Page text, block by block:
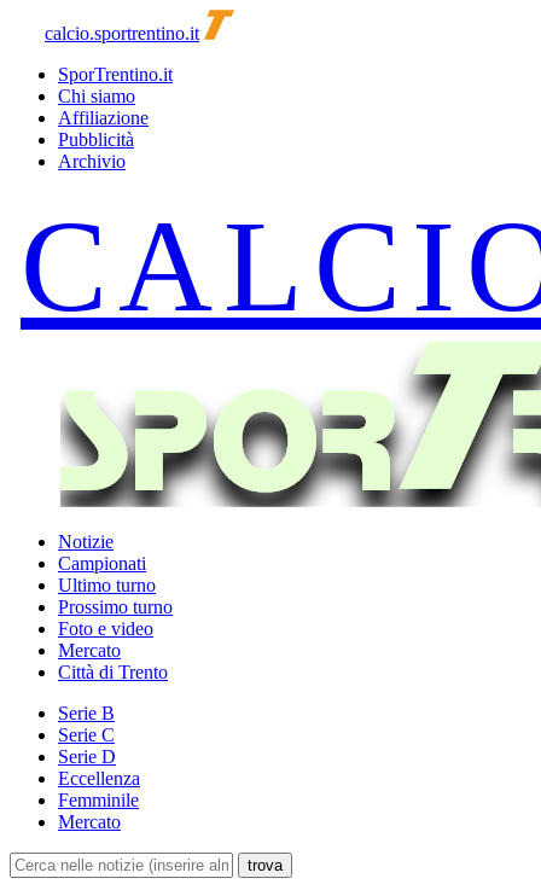
calcio.sportrentino.it
SporTrentino.it
Chi siamo
Affiliazione
Pubblicità
Archivio
Notizie
Campionati
Ultimo turno
Prossimo turno
Foto e video
Mercato
Città di Trento
Serie B
Serie C
Serie D
Eccellenza
Femminile
Mercato